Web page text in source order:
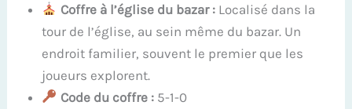
Coffre à l’église du bazar :Localisé dans la
tour de l’église, au sein même du bazar. Un
endroit familier, souvent le premier que les
joueurs explorent.
Code du coffre :5-1-0